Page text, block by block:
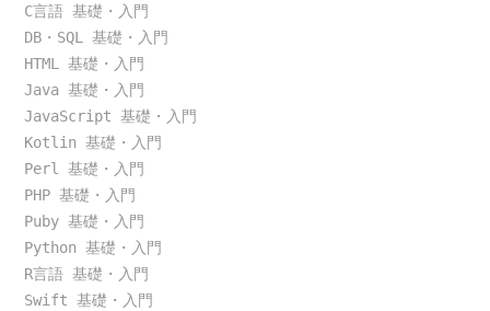
C言語 基礎・入門
DB・SQL 基礎・入門
HTML 基礎・入門
Java 基礎・入門
JavaScript 基礎・入門
Kotlin 基礎・入門
Perl 基礎・入門
PHP 基礎・入門
Puby 基礎・入門
Python 基礎・入門
R言語 基礎・入門
Swift 基礎・入門